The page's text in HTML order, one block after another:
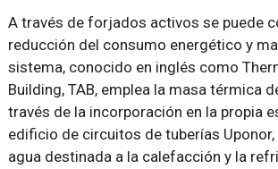
A través de forjados activos se puede
reducción del consumo energético y
sistema, conocido en inglés como
Building, TAB, emplea la masa térmica
través de la incorporación en la propia
edificio de circuitos de tuberías
agua destinada a la calefacción y la